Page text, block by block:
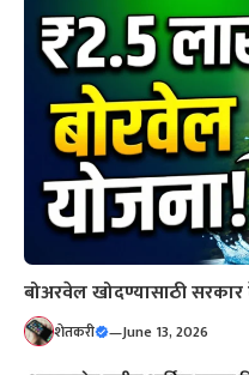
बोअरवेल खोदण्यासाठी
शेतकरी —June 13, 2026